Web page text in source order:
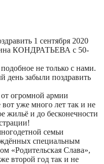
1 сентября 2020
КОНДРАТЬЕВА с 50-
не только с нами.
день забыли поздравить
огромной армии
уже много лет так и не
жильё и до бесконечности
семьи
специальным
«Родительская Слава»,
второй год так и не